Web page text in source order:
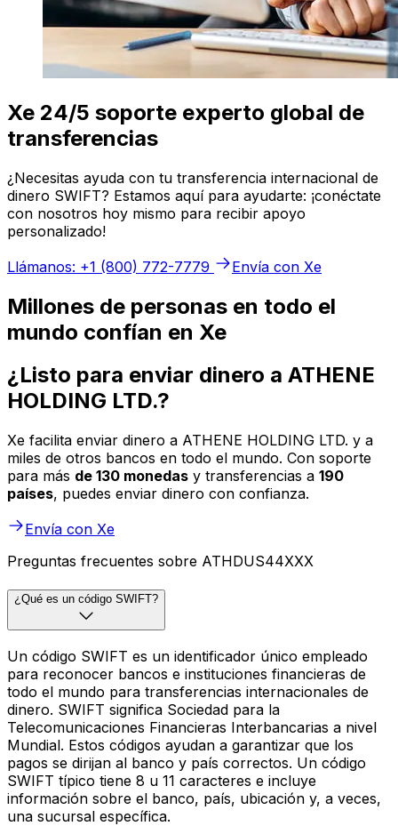
Xe 24/5 soporte experto global de
transferencias
¿Necesitas ayuda con tu transferencia internacional de
dinero SWIFT? Estamos aquí para ayudarte: ¡conéctate
con nosotros hoy mismo para recibir apoyo
personalizado!
Llámanos: +1 (800) 772-7779
Envía con Xe
Millones de personas en todo el
mundo confían en Xe
¿Listo para enviar dinero a ATHENE
HOLDING LTD.?
Xe facilita enviar dinero a ATHENE HOLDING LTD. y a
miles de otros bancos en todo el mundo. Con soporte
para más de 130 monedas y transferencias a 190
países, puedes enviar dinero con confianza.
Envía con Xe
Preguntas frecuentes sobre ATHDUS44XXX
¿Qué es un código SWIFT?
Un código SWIFT es un identificador único empleado
para reconocer bancos e instituciones financieras de
todo el mundo para transferencias internacionales de
dinero. SWIFT significa Sociedad para la
Telecomunicaciones Financieras Interbancarias a nivel
Mundial. Estos códigos ayudan a garantizar que los
pagos se dirijan al banco y país correctos. Un código
SWIFT típico tiene 8 u 11 caracteres e incluye
información sobre el banco, país, ubicación y, a veces,
una sucursal específica.